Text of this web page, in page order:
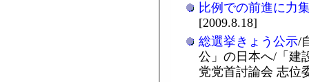
比例での前進に力
[2009.8.18]
総選挙きょう公示/
公」の日本へ/「建
党党首討論会 志位